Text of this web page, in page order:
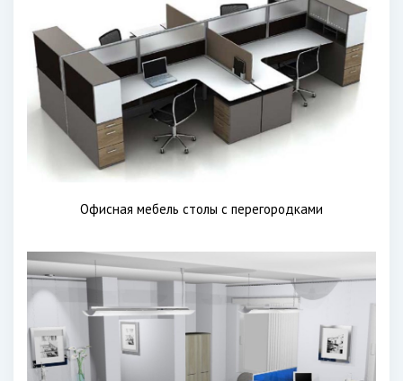
Офисная мебель столы с перегородками